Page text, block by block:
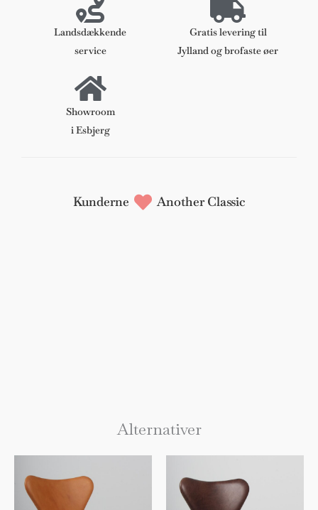
Landsdækkende
service
Gratis levering til
Jylland og brofaste øer
Showroom
i Esbjerg
Kunderne Another Classic
Alternativer